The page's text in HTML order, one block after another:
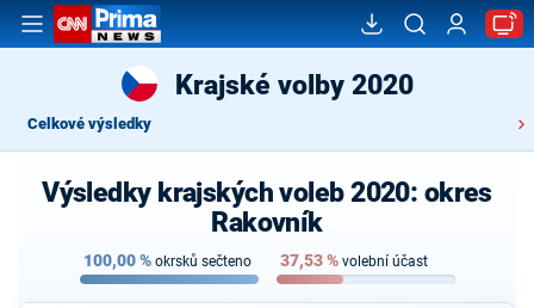
Krajské volby 2020
Celkové výsledky
Výsledky krajských voleb 2020: okres
Rakovník
100,00% okrsků sečteno 37,53% volební účast